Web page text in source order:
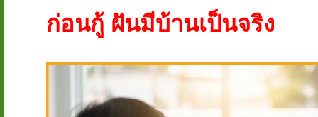
ก่อนกู้ ฝันมีบ้านเป็นจริง